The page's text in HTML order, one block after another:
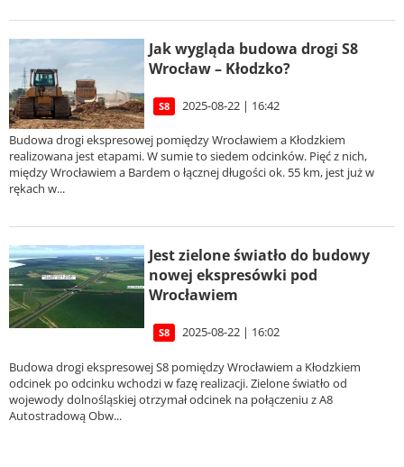
Jak wygląda budowa drogi S8
Wrocław – Kłodzko?
S8 2025-08-22 | 16:42
Budowa drogi ekspresowej pomiędzy Wrocławiem a Kłodzkiem
realizowana jest etapami. W sumie to siedem odcinków. Pięć z nich,
między Wrocławiem a Bardem o łącznej długości ok. 55 km, jest już w
rękach w...
Jest zielone światło do budowy
nowej ekspresówki pod
Wrocławiem
S8 2025-08-22 | 16:02
Budowa drogi ekspresowej S8 pomiędzy Wrocławiem a Kłodzkiem
odcinek po odcinku wchodzi w fazę realizacji. Zielone światło od
wojewody dolnośląskiej otrzymał odcinek na połączeniu z A8
Autostradową Obw...